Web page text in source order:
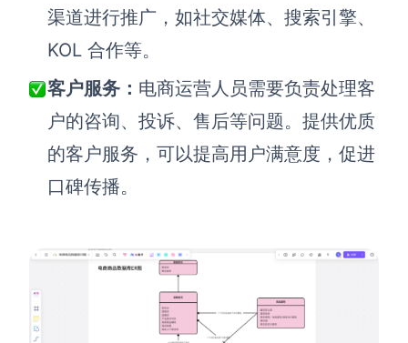
AI生成组织结构图 AI生成平衡计分卡
AI生成胜任力模型
AI生成价值链
数据分析与策略
AI生成Smart分析 AI生成图片
AI对话
渠道进行推广，如社交媒体、搜索引擎、
KOL 合作等。
客户服务 ： 电商运营人员需要负责处理客
户的咨询、投诉、售后等问题。提供优质
的客户服务，可以提高用户满意度，促进
口碑传播。